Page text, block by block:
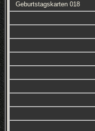
Geburtstagskarten 018